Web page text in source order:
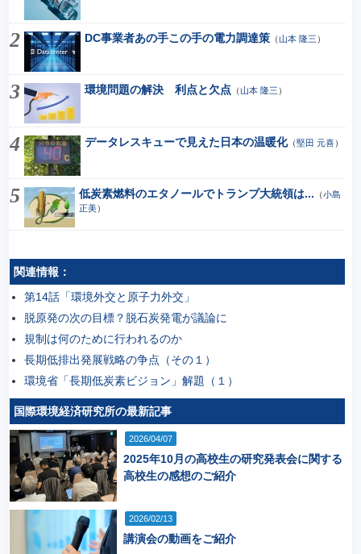
DC事業者あの手この手の電力調達策（山本 隆三 ）
環境問題の解決 利点と欠点 （山本 隆三 ）
データレスキューで見えた日本の温暖化（堅田 元喜）
低炭素燃料のエタノールでトランプ大統領は... （小島
正美）
関連情報：
第14話「環境外交と原子力外交」
脱原発の次の目標？脱石炭発電が議論に
規制は何のために行われるのか
長期低排出発展戦略の争点（その１）
環境省「長期低炭素ビジョン」解題（１）
国際環境経済研究所の最新記事
2026/04/07
2025年10月の高校生の研究発表会に関する
高校生の感想のご紹介
2026/02/13
講演会の動画をご紹介